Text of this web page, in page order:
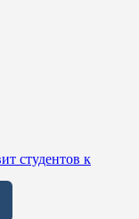
студентов к